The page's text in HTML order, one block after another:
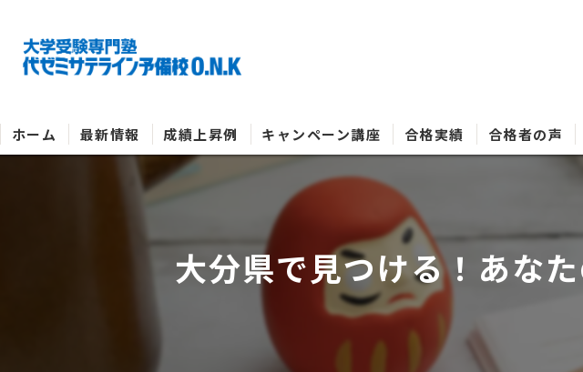
ホーム 最新情報 成績上昇例 キャンペーン講座 合格実績 合格者の声
大分県で見つける！あな